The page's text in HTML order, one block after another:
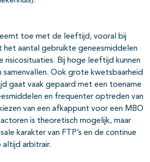
toe met de leeftijd, vooral bij
het aantal gebruikte geneesmiddelen
risicosituaties. Bij hoge leeftijd kunnen
Ook grote kwetsbaarheid
gaat vaak gepaard met een toename
en frequenter optreden van
van een afkappunt voor een MBO
is theoretisch mogelijk, maar
karakter van FTP’s en de continue
altijd arbitrair.